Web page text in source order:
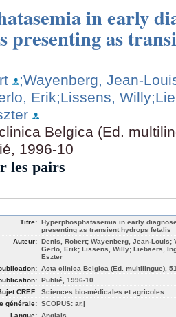
in early
presenting as
;Wayenberg, Jean-
Erik;Lissens, Willy
Belgica (Ed.
1996-10
les pairs
Titre: Hyperphosphatasemia in early
presenting as transient hydrops fetalis
Auteur: Denis, Robert; Wayenberg, Jean-Louis;
Gerlo, Erik; Lissens, Willy; Liebaers,
Eszter
Acta clinica Belgica (Ed. multilingue),
Publié, 1996-10
CREF: Sciences bio-médicales et agricoles
générale: SCOPUS: ar.j
Langue: Anglais